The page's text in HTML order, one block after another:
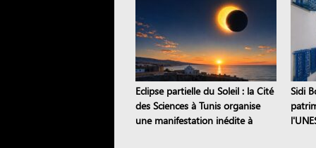
Eclipse partielle du Soleil : la Cité
des Sciences à Tunis organise
une manifestation inédite à
Sidi